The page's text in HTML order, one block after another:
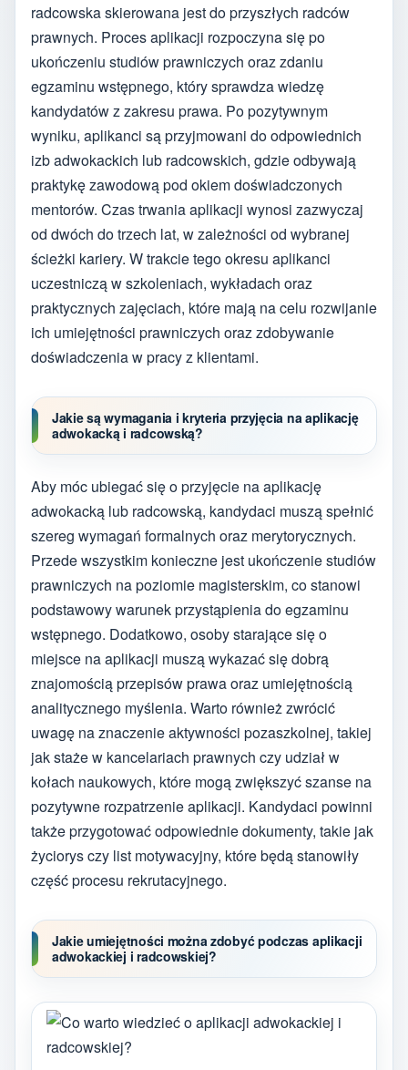
radcowska skierowana jest do przyszłych radców
prawnych. Proces aplikacji rozpoczyna się po
ukończeniu studiów prawniczych oraz zdaniu
egzaminu wstępnego, który sprawdza wiedzę
kandydatów z zakresu prawa. Po pozytywnym
wyniku, aplikanci są przyjmowani do odpowiednich
izb adwokackich lub radcowskich, gdzie odbywają
praktykę zawodową pod okiem doświadczonych
mentorów. Czas trwania aplikacji wynosi zazwyczaj
od dwóch do trzech lat, w zależności od wybranej
ścieżki kariery. W trakcie tego okresu aplikanci
uczestniczą w szkoleniach, wykładach oraz
praktycznych zajęciach, które mają na celu rozwijanie
ich umiejętności prawniczych oraz zdobywanie
doświadczenia w pracy z klientami.
Jakie są wymagania i kryteria przyjęcia na aplikację
adwokacką i radcowską?
Aby móc ubiegać się o przyjęcie na aplikację
adwokacką lub radcowską, kandydaci muszą spełnić
szereg wymagań formalnych oraz merytorycznych.
Przede wszystkim konieczne jest ukończenie studiów
prawniczych na poziomie magisterskim, co stanowi
podstawowy warunek przystąpienia do egzaminu
wstępnego. Dodatkowo, osoby starające się o
miejsce na aplikacji muszą wykazać się dobrą
znajomością przepisów prawa oraz umiejętnością
analitycznego myślenia. Warto również zwrócić
uwagę na znaczenie aktywności pozaszkolnej, takiej
jak staże w kancelariach prawnych czy udział w
kołach naukowych, które mogą zwiększyć szanse na
pozytywne rozpatrzenie aplikacji. Kandydaci powinni
także przygotować odpowiednie dokumenty, takie jak
życiorys czy list motywacyjny, które będą stanowiły
część procesu rekrutacyjnego.
Jakie umiejętności można zdobyć podczas aplikacji
adwokackiej i radcowskiej?